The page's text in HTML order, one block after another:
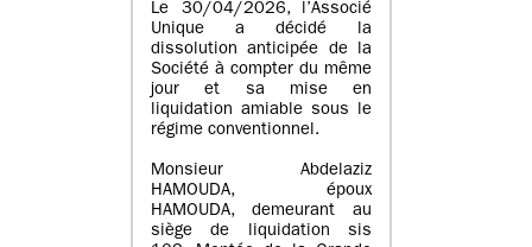
Le 30/04/2026, l’Associé
Unique a décidé la
dissolution anticipée de la
Société à compter du même
jour et sa mise en
liquidation amiable sous le
régime conventionnel.
Monsieur Abdelaziz
HAMOUDA, époux
HAMOUDA, demeurant au
siège de liquidation sis